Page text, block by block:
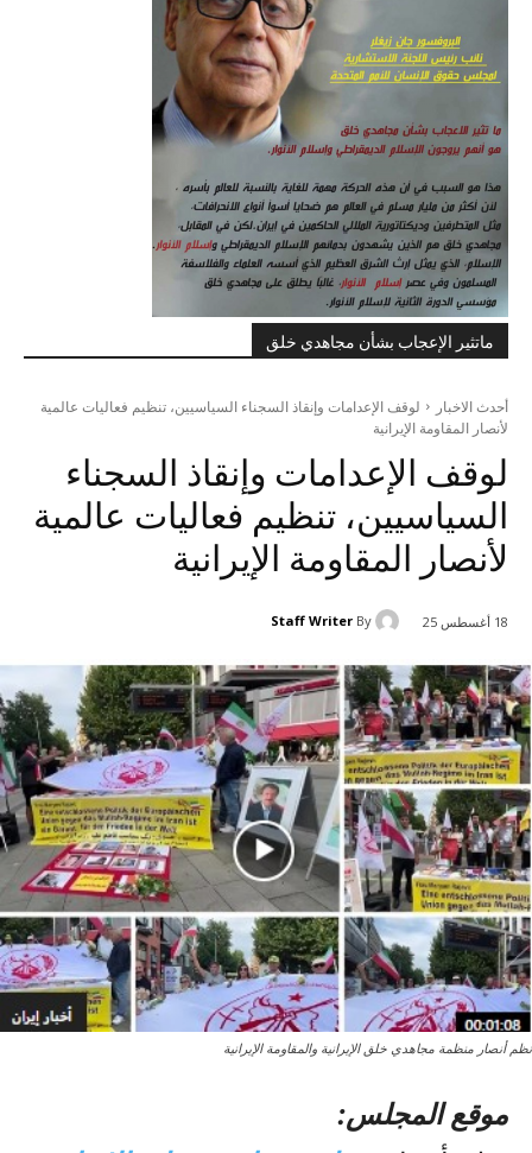
ماتثير الإعجاب بشأن مجاهدي خلق
أحدث الاخبار
لوقف الإعدامات وإنقاذ السجناء السياسيين، تنظیم فعاليات عالمية
لأنصار المقاومة الإيرانية
لوقف الإعدامات وإنقاذ السجناء
السياسيين، تنظیم فعاليات عالمية
لأنصار المقاومة الإيرانية
18 أغسطس 25 By
Staff Writer
نظم أنصار منظمة مجاهدي خلق الإيرانية والمقاومة الإيرانية
موقع المجلس: